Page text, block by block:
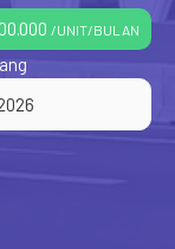
/UNIT/BULAN